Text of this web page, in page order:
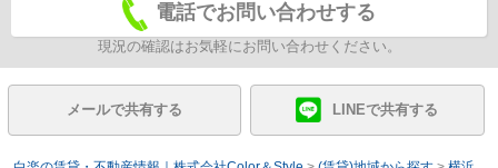
電話でお問い合わせする
現況の確認はお気軽にお問い合わせください。
メールで共有する LINEで共有する